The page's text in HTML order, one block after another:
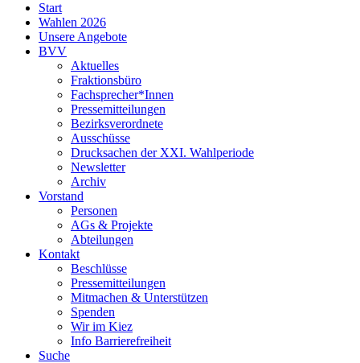
Neukölln
Start
Wahlen 2026
Unsere Angebote
BVV
Aktuelles
Fraktionsbüro
Fachsprecher*Innen
Pressemitteilungen
Bezirksverordnete
Ausschüsse
Drucksachen der XXI. Wahlperiode
Newsletter
Archiv
Vorstand
Personen
AGs & Projekte
Abteilungen
Kontakt
Beschlüsse
Pressemitteilungen
Mitmachen & Unterstützen
Spenden
Wir im Kiez
Info Barrierefreiheit
Suche